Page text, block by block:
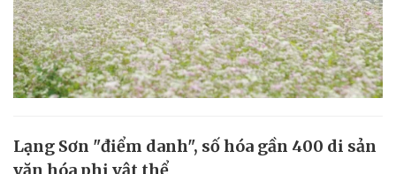
Lạng Sơn "điểm danh", số hóa gần 400 di sản